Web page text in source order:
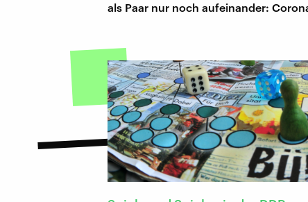
als Paar nur noch aufeinander: